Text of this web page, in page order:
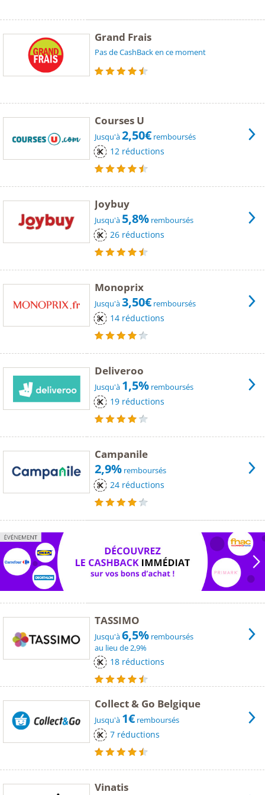
Grand Frais
Pas de CashBack en ce moment
Courses U
Jusqu'à2,50€ remboursés
12 réductions
Joybuy
Jusqu'à 5,8% remboursés
26 réductions
Monoprix
Jusqu'à3,50€ remboursés
14 réductions
Deliveroo
Jusqu'à 1,5% remboursés
19 réductions
Campanile
2,9% remboursés
24 réductions
TASSIMO
Jusqu'à6,5% remboursés
au lieu de 2,9%
18 réductions
Collect & Go Belgique
Jusqu'à 1€ remboursés
7 réductions
Vinatis